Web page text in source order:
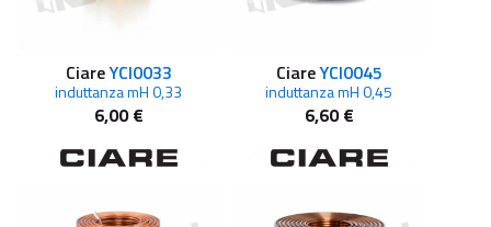
CiareYCI0033
induttanza mH 0,33
6,00 €
CiareYCI0045
induttanza mH 0,45
6,60 €